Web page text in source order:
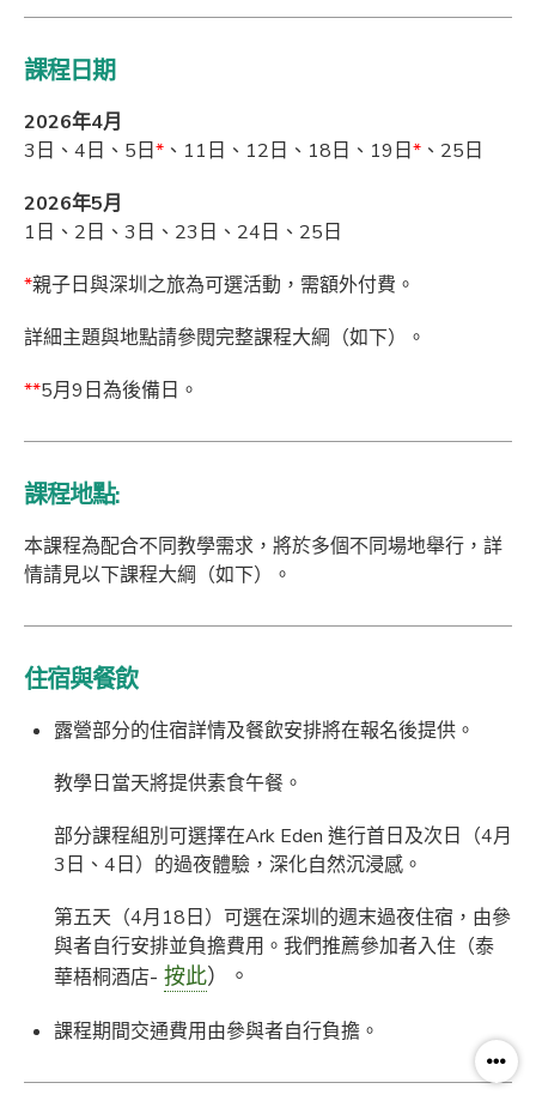
課程日期
2026年4月
3日、4日、5日* 、11日、12日、18日、19日* 、25日
2026年5月
1日、2日、3日、23日、24日、25日
*親子日與深圳之旅為可選活動，需額外付費。
詳細主題與地點請參閱完整課程大綱（如下）。
**5月9日為後備日。
課程地點:
本課程為配合不同教學需求，將於多個不同場地舉行，詳
情請見以下課程大綱（如下）。
住宿與餐飲
露營部分的住宿詳情及餐飲安排將在報名後提供。
教學日當天將提供素食午餐。
部分課程組別可選擇在Ark Eden 進行首日及次日（4月
3日、4日）的過夜體驗，深化自然沉浸感。
第五天（4月18日）可選在深圳的週末過夜住宿，由參
與者自行安排並負擔費用。我們推薦參加者入住（泰
華梧桐酒店- 按此）。
課程期間交通費用由參與者自行負擔。